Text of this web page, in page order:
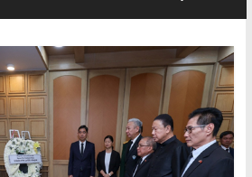
-เวียดนาม เข้าร่วมงานวันคล้ายวัน